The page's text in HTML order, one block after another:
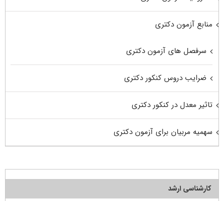
منابع آزمون دکتری
سرفصل های آزمون دکتری
ضرایب دروس کنکور دکتری
تاثیر معدل در کنکور دکتری
سهمیه مربیان برای آزمون دکتری
کارشناسی ارشد